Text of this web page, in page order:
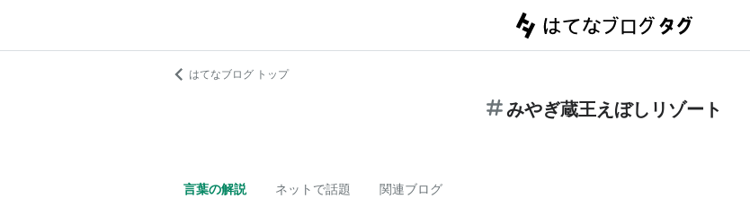
はてなブログ トップ
みやぎ蔵王えぼしリゾート
言葉の解説 ネットで話題 関連ブログ